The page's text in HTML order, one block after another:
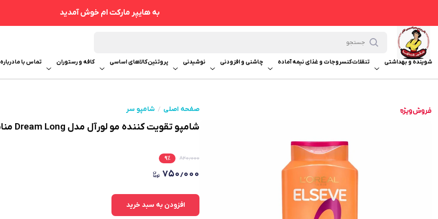
به هایپر مارکت ام خوش آمدید
شوینده و بهداشتی تنقلاتکنسروجات و غذای نیمه آماده چاشنی و افزودنی نوشیدنی پروتئینکالاهای اساسی کافه و رستوران تماس با ما
صفحه اصلی شامپو سر
شامپو تقویت کننده مو لورآل مدل Dream Long مناسب برای انواع مو حجم 300 میلی لیتر
۸۲۰٫۰۰۰ ۹٪
۷۵۰٫۰۰۰
افزودن به سبد خرید